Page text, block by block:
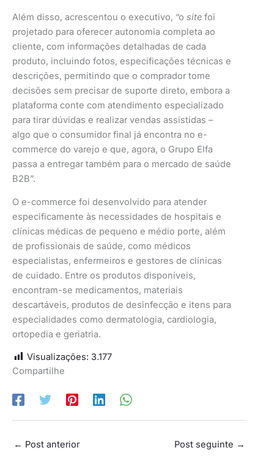
Além disso, acrescentou o executivo, “o site foi
projetado para oferecer autonomia completa ao
cliente, com informações detalhadas de cada
produto, incluindo fotos, especificações técnicas e
descrições, permitindo que o comprador tome
decisões sem precisar de suporte direto, embora a
plataforma conte com atendimento especializado
para tirar dúvidas e realizar vendas assistidas –
algo que o consumidor final já encontra no e-
commerce do varejo e que, agora, o Grupo Elfa
passa a entregar também para o mercado de saúde
B2B”.
O e-commerce foi desenvolvido para atender
especificamente às necessidades de hospitais e
clínicas médicas de pequeno e médio porte, além
de profissionais de saúde, como médicos
especialistas, enfermeiros e gestores de clínicas
de cuidado. Entre os produtos disponíveis,
encontram-se medicamentos, materiais
descartáveis, produtos de desinfecção e itens para
especialidades como dermatologia, cardiologia,
ortopedia e geriatria.
Visualizações: 3.177
Compartilhe
← Post anterior Post seguinte →